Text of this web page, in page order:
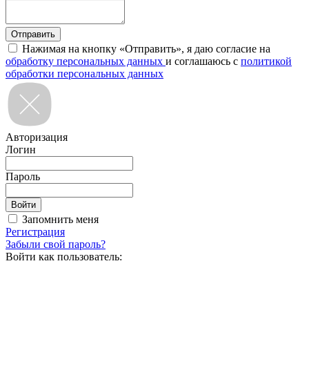
Нажимая на кнопку «Отправить», я даю согласие на
обработку персональных данных и соглашаюсь с политикой
обработки персональных данных
Авторизация
Логин
Пароль
Запомнить меня
Регистрация
Забыли свой пароль?
Войти как пользователь: